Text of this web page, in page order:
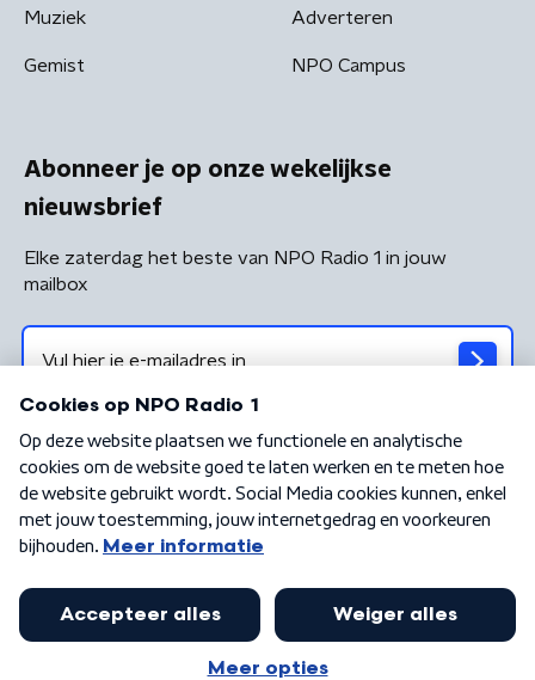
Muziek
Gemist
Adverteren
NPO Campus
Abonneer je op onze wekelijkse
nieuwsbrief
Elke zaterdag het beste van NPO Radio 1 in jouw
mailbox
Algemene voorwaarden